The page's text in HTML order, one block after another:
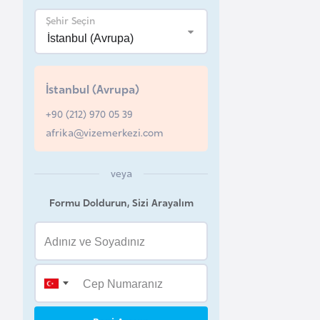
Şehir Seçin
İstanbul (Avrupa)
+90 (212) 970 05 39
afrika@vizemerkezi.com
veya
Formu Doldurun, Sizi Arayalım
B
e
r
u
s
B
i
k